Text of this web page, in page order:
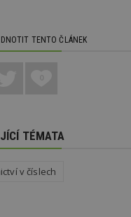
TENTO ČLÁNEK
TÉMATA
v číslech